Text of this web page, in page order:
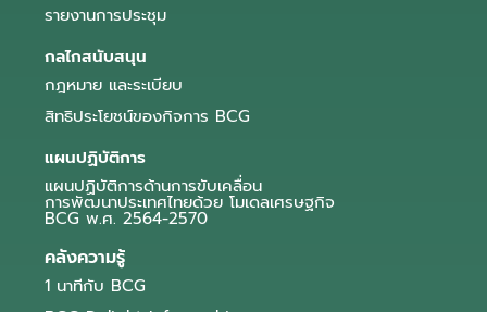
รายงานการประชุม
กลไกสนับสนุน
กฎหมาย และระเบียบ
สิทธิประโยชน์ของกิจการ BCG
แผนปฏิบัติการ
แผนปฏิบัติการด้านการขับเคลื่อน
การพัฒนาประเทศไทยด้วย โมเดลเศรษฐกิจ
BCG พ.ศ. 2564-2570
คลังความรู้
1 นาทีกับ BCG